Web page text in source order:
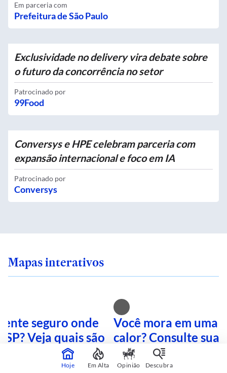
Em parceria com
Prefeitura de São Paulo
Exclusividade no delivery vira debate sobre
o futuro da concorrência no setor
Patrocinado por
99Food
Conversys e HPE celebram parceria com
expansão internacional e foco em IA
Patrocinado por
Conversys
Mapas interativos
seguro onde
SP? Veja quais são
perigosas
Você mora em uma
calor? Consulte sua
mapa interativo
Hoje Em Alta Opinião Descubra